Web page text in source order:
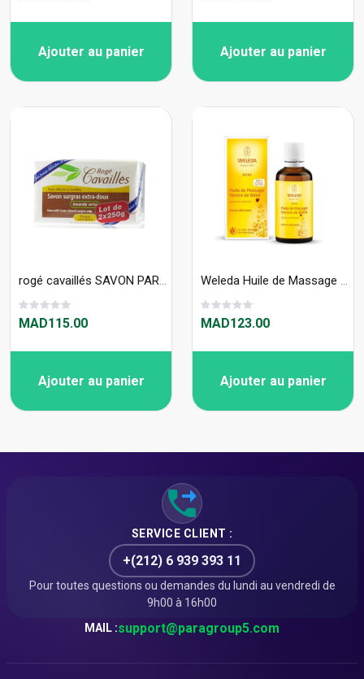
Ajouter au panier Ajouter au panier
rogé cavaillés SAVON PARFUME AMANDE VERTE 250G X2
MAD115.00
Ajouter au panier
Weleda Huile de Massage Ventre de Bébé bio 50ml
MAD123.00
Ajouter au panier
SERVICE CLIENT :
+(212) 6 939 393 11
Pour toutes questions ou demandes du lundi au vendredi de
9h00 à 16h00
MAIL :support@paragroup5.com